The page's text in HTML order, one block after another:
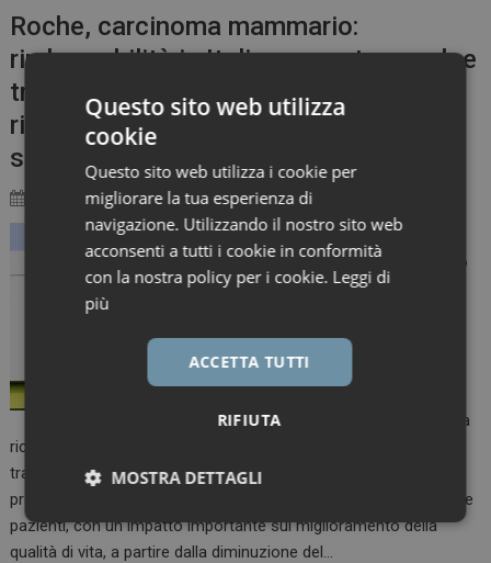
Roche, carcinoma mammario:
rimborsabilità in Italia per pertuzumab e
trastuzumab con ialuronidasi umana
ricombinante per iniezione
sottocutanea
12 Settembre 2022 Marco Landucci
L’Agenzia Italiana del
Farmaco ha approvato
la rimborsabilità
dose fissa (FDC) di
pertuzumab e
con ialuronidasi umana
ricombinante, somministrabile per iniezione sottocutanea nel
trattamento del carcinoma mammario HER2-positivo in fase
precoce e metastatica. Una nuova opportunità terapeutica per le
pazienti, con un impatto importante sul miglioramento della
qualità di vita, a partire dalla diminuzione del…
Questo sito web utilizza
cookie
Questo sito web utilizza i cookie per
migliorare la tua esperienza di
navigazione. Utilizzando il nostro sito web
acconsenti a tutti i cookie in conformità
con la nostra policy per i cookie. Leggi di
più
ACCETTA TUTTI
RIFIUTA
MOSTRA DETTAGLI
Necessari Marketing